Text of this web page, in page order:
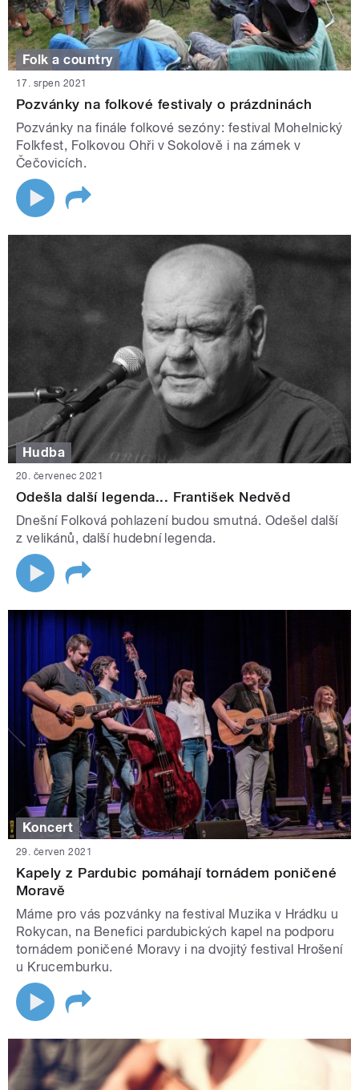
Folk a country
17. srpen 2021
Pozvánky na folkové festivaly o prázdninách
Pozvánky na finále folkové sezóny: festival Mohelnický
Folkfest, Folkovou Ohři v Sokolově i na zámek v
Čečovicích.
Hudba
20. červenec 2021
Odešla další legenda... František Nedvěd
Dnešní Folková pohlazení budou smutná. Odešel další
z velikánů, další hudební legenda.
Koncert
29. červen 2021
Kapely z Pardubic pomáhají tornádem poničené
Moravě
Máme pro vás pozvánky na festival Muzika v Hrádku u
Rokycan, na Benefici pardubických kapel na podporu
tornádem poničené Moravy i na dvojitý festival Hrošení
u Krucemburku.